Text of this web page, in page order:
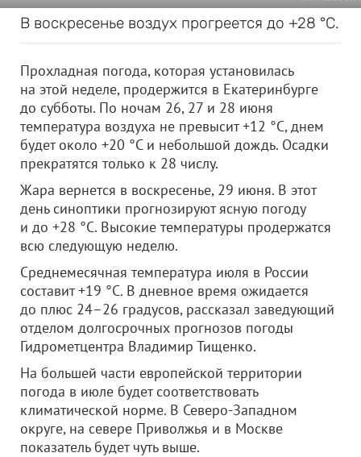
В воскресенье воздух прогреется до +28 °C.
Прохладная погода, которая установилась
на этой неделе, продержится в Екатеринбурге
до субботы. По ночам 26, 27 и 28 июня
температура воздуха не превысит +12 °C, днем
будет около +20 °C и небольшой дождь. Осадки
прекратятся только к 28 числу.
Жара вернется в воскресенье, 29 июня. В этот
день синоптики прогнозируют ясную погоду
и до +28 °C. Высокие температуры продержатся
всю следующую неделю.
Среднемесячная температура июля в России
составит +19 °C. В дневное время ожидается
до плюс 24–26 градусов, рассказал заведующий
отделом долгосрочных прогнозов погоды
Гидрометцентра Владимир Тищенко.
На большей части европейской территории
погода в июле будет соответствовать
климатической норме. В Северо-Западном
округе, на севере Приволжья и в Москве
показатель будет чуть выше.